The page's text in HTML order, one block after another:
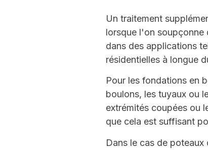
Un traitement
lorsque l'on soupçonne
dans des applications
résidentielles à longue
Pour les fondations en
boulons, les tuyaux ou
extrémités coupées ou
que cela est suffisant
Dans le cas de